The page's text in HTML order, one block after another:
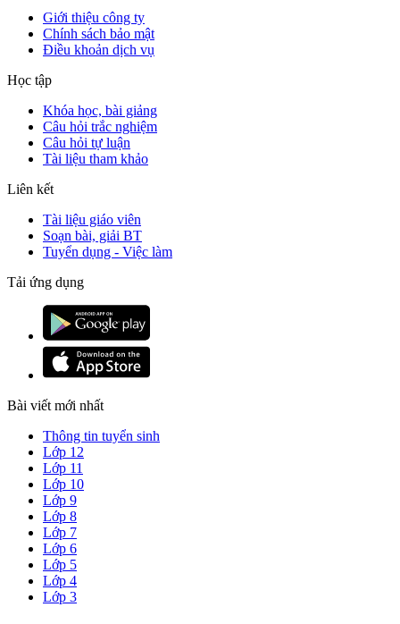
Giới thiệu công ty
Chính sách bảo mật
Điều khoản dịch vụ
Học tập
Khóa học, bài giảng
Câu hỏi trắc nghiệm
Câu hỏi tự luận
Tài liệu tham khảo
Liên kết
Tài liệu giáo viên
Soạn bài, giải BT
Tuyển dụng - Việc làm
Tải ứng dụng
Bài viết mới nhất
Thông tin tuyển sinh
Lớp 12
Lớp 11
Lớp 10
Lớp 9
Lớp 8
Lớp 7
Lớp 6
Lớp 5
Lớp 4
Lớp 3